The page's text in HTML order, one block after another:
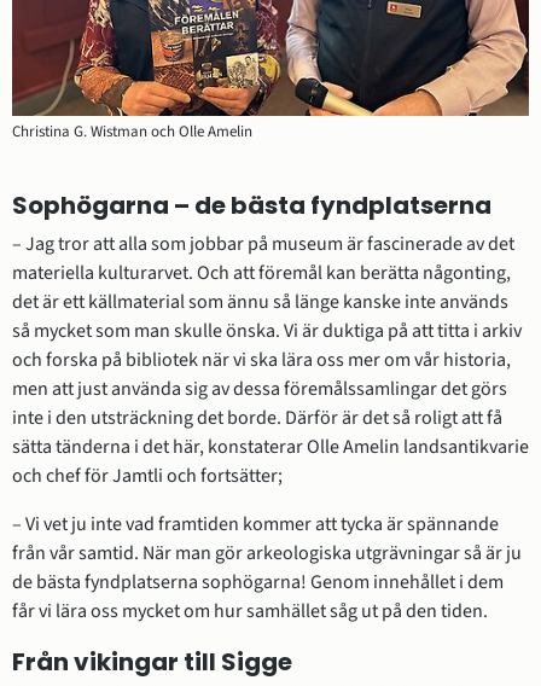
Christina G. Wistman och Olle Amelin
Sophögarna – de bästa fyndplatserna
– Jag tror att alla som jobbar på museum är fascinerade av det
materiella kulturarvet. Och att föremål kan berätta någonting,
det är ett källmaterial som ännu så länge kanske inte används
så mycket som man skulle önska. Vi är duktiga på att titta i arkiv
och forska på bibliotek när vi ska lära oss mer om vår historia,
men att just använda sig av dessa föremålssamlingar det görs
inte i den utsträckning det borde. Därför är det så roligt att få
sätta tänderna i det här, konstaterar Olle Amelin landsantikvarie
och chef för Jamtli och fortsätter;
– Vi vet ju inte vad framtiden kommer att tycka är spännande
från vår samtid. När man gör arkeologiska utgrävningar så är ju
de bästa fyndplatserna sophögarna! Genom innehållet i dem
får vi lära oss mycket om hur samhället såg ut på den tiden.
Från vikingar till Sigge